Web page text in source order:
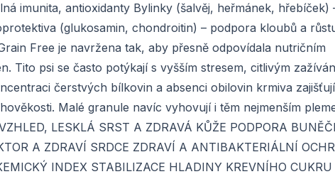
imunita, antioxidanty Bylinky (šalvěj, heřmánek, hřebíček)
(glukosamin, chondroitin) – podpora kloubů a
Free je navržena tak, aby přesně odpovídala nutričním
Tito psi se často potýkají s vyšším stresem, citlivým
čerstvých bílkovin a absenci obilovin krmiva
Malé granule navíc vyhovují i těm nejmenším
LESKLÁ SRST A ZDRAVÁ KŮŽE PODPORA
A ZDRAVÍ SRDCE ZDRAVÍ A ANTIBAKTERIÁLNÍ
INDEX STABILIZACE HLADINY KREVNÍHO CUKRU